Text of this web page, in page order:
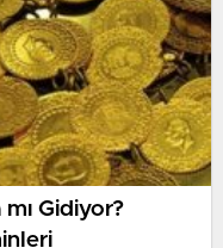
Gidiyor?